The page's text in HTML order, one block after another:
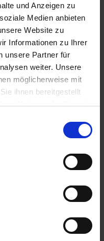
und Anzeigen zu
Medien anbieten
Website zu
Informationen zu Ihrer
unsere Partner für
weiter. Unsere
möglicherweise mit
ihnen bereitgestellt
Nutzung der Dienste
weiterhin nutzen.
appr. 2-4 workdays within
shopping cart
in best quality.